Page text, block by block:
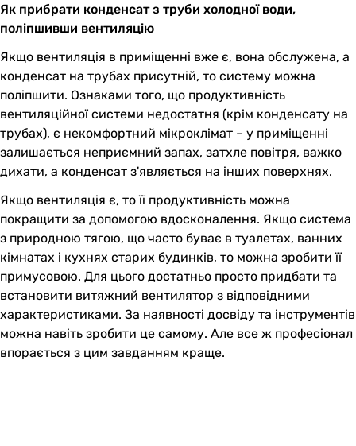
Як прибрати конденсат з труби холодної води,
поліпшивши вентиляцію
Якщо вентиляція в приміщенні вже є, вона обслужена, а
конденсат на трубах присутній, то систему можна
поліпшити. Ознаками того, що продуктивність
вентиляційної системи недостатня (крім конденсату на
трубах), є некомфортний мікроклімат – у приміщенні
залишається неприємний запах, затхле повітря, важко
дихати, а конденсат з'являється на інших поверхнях.
Якщо вентиляція є, то її продуктивність можна
покращити за допомогою вдосконалення. Якщо система
з природною тягою, що часто буває в туалетах, ванних
кімнатах і кухнях старих будинків, то можна зробити її
примусовою. Для цього достатньо просто придбати та
встановити витяжний вентилятор з відповідними
характеристиками. За наявності досвіду та інструментів
можна навіть зробити це самому. Але все ж професіонал
впорається з цим завданням краще.